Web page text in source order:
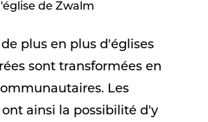
de Zwalm
plus en plus d'églises
sont transformées en
Les
ainsi la possibilité d'y